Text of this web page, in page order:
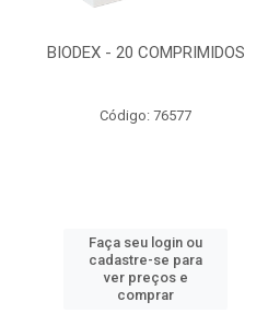
BIODEX - 20 COMPRIMIDOS
Código: 76577
Faça seu login ou
cadastre-se para
ver preços e
comprar